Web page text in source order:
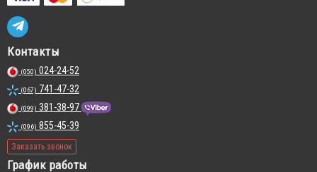
Контакты
(050) 024-24-52
(067) 741-47-32
(099) 381-38-97
(096) 855-45-39
Заказать звонок
График работы